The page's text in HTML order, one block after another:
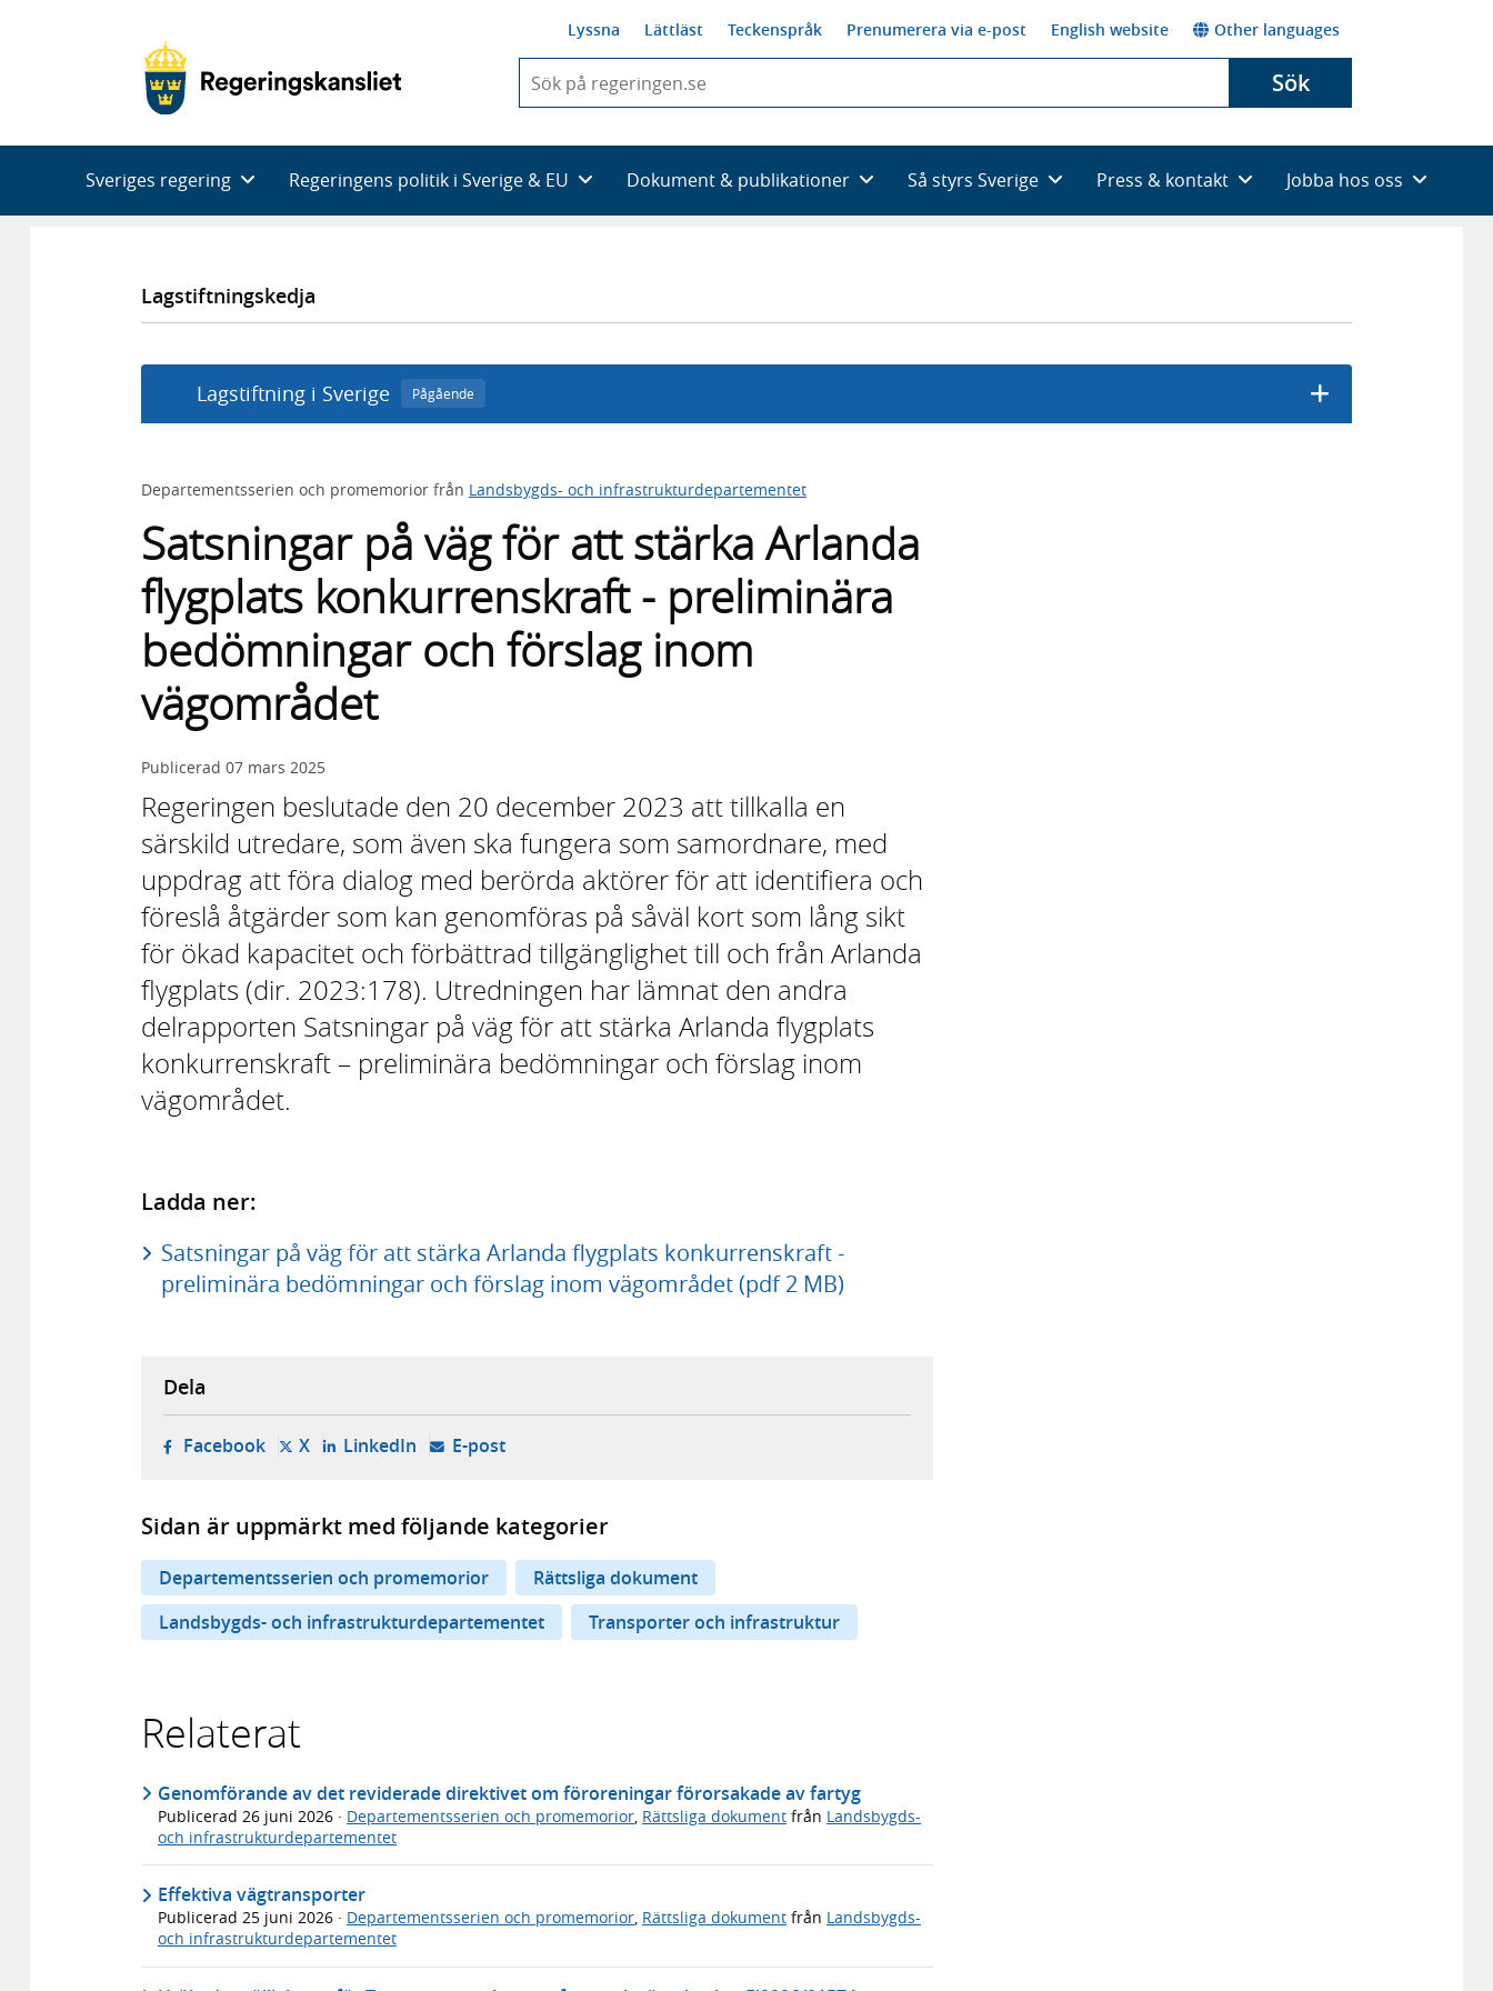
Lyssna Lättläst Teckenspråk Prenumerera via e-post English website Other languages
du
skriva
framträder
en
Sök
Sveriges regering Regeringens politik i Sverige & EU Dokument & publikationer Så styrs Sverige Press & kontakt Jobba hos oss
Lagstiftningskedja
Lagstiftning i Sverige Pågående
Departementsserien och promemorior från Landsbygds- och infrastrukturdepartementet
Satsningar på väg för att stärka Arlanda
flygplats konkurrenskraft - preliminära
bedömningar och förslag inom
vägområdet
Publicerad 07 mars 2025
Regeringen beslutade den 20 december 2023 att tillkalla en
särskild utredare, som även ska fungera som samordnare, med
uppdrag att föra dialog med berörda aktörer för att identifiera och
föreslå åtgärder som kan genomföras på såväl kort som lång sikt
för ökad kapacitet och förbättrad tillgänglighet till och från Arlanda
flygplats (dir. 2023:178). Utredningen har lämnat den andra
delrapporten Satsningar på väg för att stärka Arlanda flygplats
konkurrenskraft – preliminära bedömningar och förslag inom
vägområdet.
Ladda ner:
Satsningar på väg för att stärka Arlanda flygplats konkurrenskraft -
preliminära bedömningar och förslag inom vägområdet (pdf 2 MB)
Dela
Facebook- öppnas i ny flik, extern webbplats,
X- öppnas i ny flik, extern webbplats,
LinkedIn- öppnas i ny flik, extern webbplats,
E-post- öppnar din e-postklient,
Sidan är uppmärkt med följande kategorier
Departementsserien och promemorior
Rättsliga dokument
Landsbygds- och infrastrukturdepartementet
Transporter och infrastruktur
Relaterat
Genomförande av det reviderade direktivet om föroreningar förorsakade av fartyg
Publicerad 26 juni 2026 · Departementsserien och promemorior Rättsliga dokument från Landsbygds-
och infrastrukturdepartementet
Effektiva vägtransporter
Publicerad 25 juni 2026 · Departementsserien och promemorior, Rättsliga dokument från Landsbygds-
och infrastrukturdepartementet